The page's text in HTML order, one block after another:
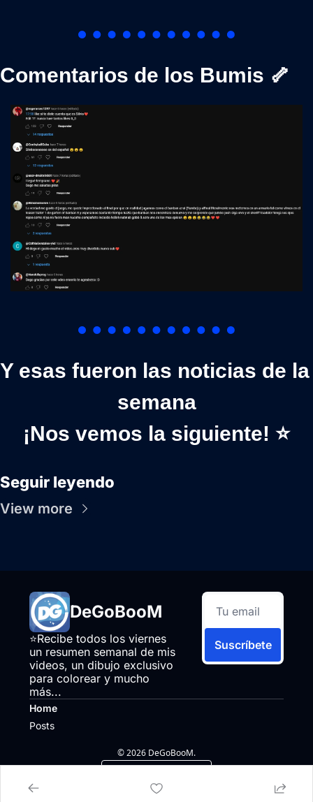
Comentarios de los Bumis 🦴
Y esas fueron las noticias de la
semana
¡Nos vemos la siguiente! ⭐
Seguir leyendo
View more
DeGoBooM
⭐Recibe todos los viernes
un resumen semanal de mis
videos, un dibujo exclusivo
para colorear y mucho
más...
Suscríbete
Home
Posts
© 2026 DeGoBooM.